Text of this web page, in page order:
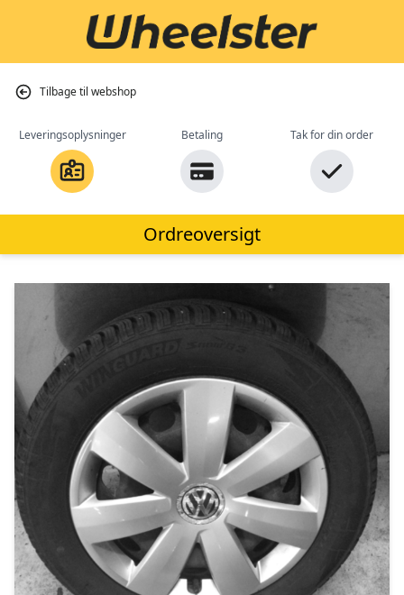
Tilbage til webshop
Leveringsoplysninger Betaling Tak for din order
Ordreoversigt